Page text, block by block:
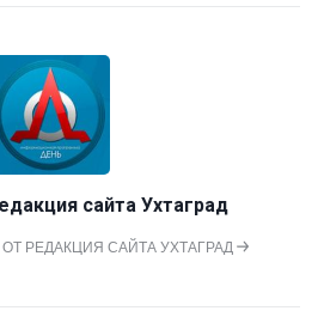
сайта Ухтаград
РЕДАКЦИЯ САЙТА УХТАГРАД